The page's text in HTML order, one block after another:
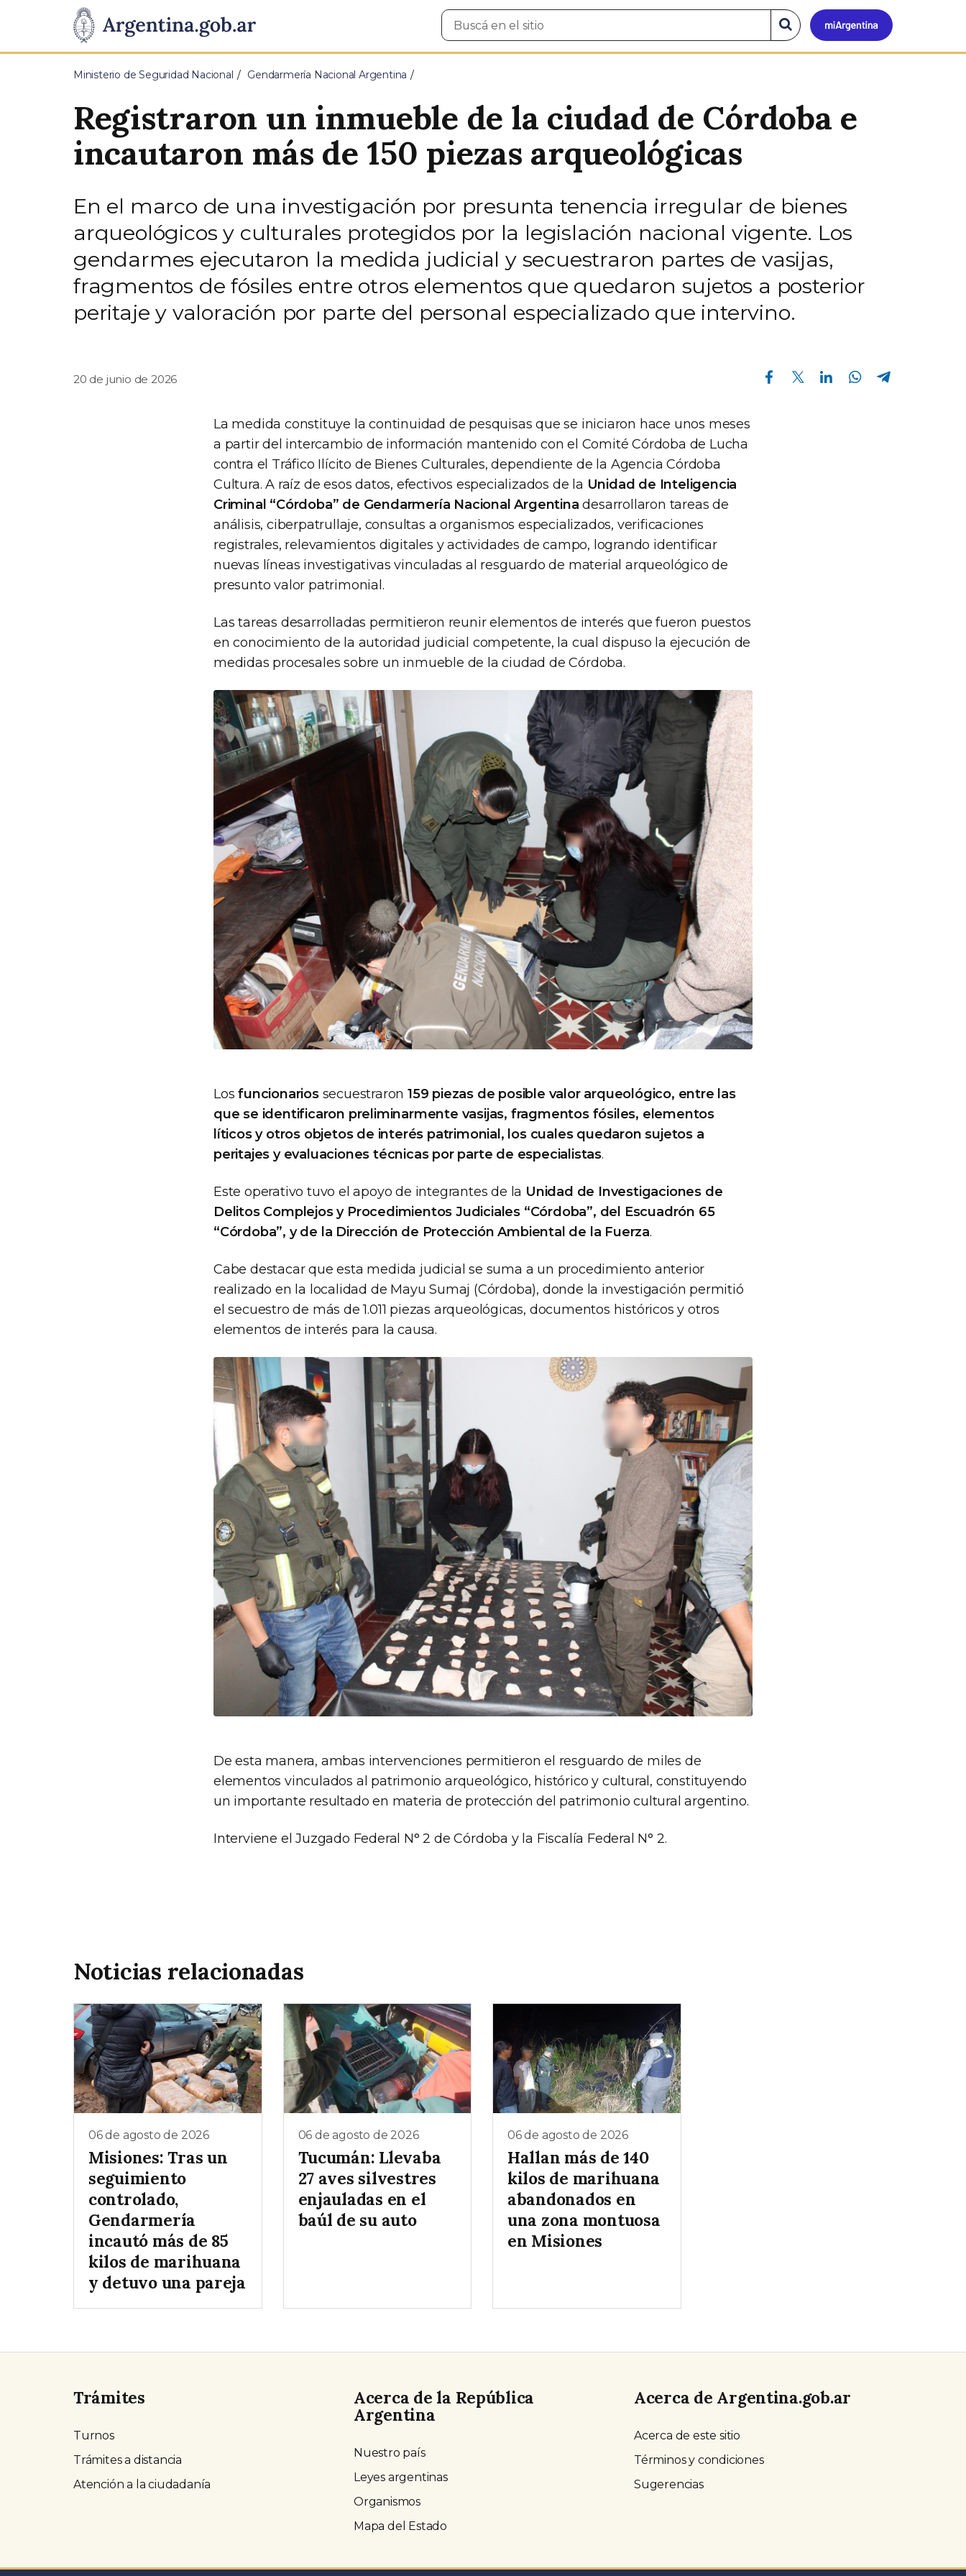
Presidencia
de
Pasar al contenido principal
Mi
Buscar
en
Buscar
en
el
Ministerio de Seguridad Nacional Gendarmería Nacional Argentina
Registraron un inmueble de la ciudad de Córdoba e
incautaron más de 150 piezas arqueológicas
En el marco de una investigación por presunta tenencia irregular de bienes
arqueológicos y culturales protegidos por la legislación nacional vigente. Los
gendarmes ejecutaron la medida judicial y secuestraron partes de vasijas,
fragmentos de fósiles entre otros elementos que quedaron sujetos a posterior
peritaje y valoración por parte del personal especializado que intervino.
20 de junio de 2026
Compartir en Facebook Compartir en Twitter Compartir en Linkedin Compartir en Whatsapp
La medida constituye la continuidad de pesquisas que se iniciaron hace unos meses
a partir del intercambio de información mantenido con el Comité Córdoba de Lucha
contra el Tráfico Ilícito de Bienes Culturales, dependiente de la Agencia Córdoba
Cultura. A raíz de esos datos, efectivos especializados de la Unidad de Inteligencia
Criminal “Córdoba” de Gendarmería Nacional Argentina desarrollaron tareas de
análisis, ciberpatrullaje, consultas a organismos especializados, verificaciones
registrales, relevamientos digitales y actividades de campo, logrando identificar
nuevas líneas investigativas vinculadas al resguardo de material arqueológico de
presunto valor patrimonial.
Las tareas desarrolladas permitieron reunir elementos de interés que fueron puestos
en conocimiento de la autoridad judicial competente, la cual dispuso la ejecución de
medidas procesales sobre un inmueble de la ciudad de Córdoba.
Losfuncionariossecuestraron159 piezas de posible valor arqueológico, entre las
que se identificaron preliminarmente vasijas, fragmentos fósiles, elementos
líticos y otros objetos de interés patrimonial, los cuales quedaron sujetos a
peritajes y evaluaciones técnicas por parte de especialistas.
Este operativo tuvo el apoyo de integrantes de la Unidad de Investigaciones de
Delitos Complejos y Procedimientos Judiciales “Córdoba”, del Escuadrón 65
“Córdoba”, y de la Dirección de Protección Ambiental de la Fuerza.
Cabe destacar que esta medida judicial se suma a un procedimiento anterior
realizado en la localidad de Mayu Sumaj (Córdoba), donde la investigación permitió
el secuestro de más de 1.011 piezas arqueológicas, documentos históricos y otros
elementos de interés para la causa.
De esta manera, ambas intervenciones permitieron el resguardo de miles de
elementos vinculados al patrimonio arqueológico, histórico y cultural, constituyendo
un importante resultado en materia de protección del patrimonio cultural argentino.
Interviene el Juzgado Federal N° 2 de Córdoba y la Fiscalía Federal N° 2.
Noticias relacionadas
06 de agosto de 2026
Misiones: Tras un
seguimiento
controlado,
Gendarmería
incautó más de 85
kilos de marihuana
y detuvo una pareja
06 de agosto de 2026
Tucumán: Llevaba
27 aves silvestres
enjauladas en el
baúl de su auto
06 de agosto de 2026
Hallan más de 140
kilos de marihuana
abandonados en
una zona montuosa
en Misiones
Trámites
Turnos
Trámites a distancia
Atención a la ciudadanía
Acerca de la República
Argentina
Nuestro país
Leyes argentinas
Organismos
Mapa del Estado
Acerca de Argentina.gob.ar
Acerca de este sitio
Términos y condiciones
Sugerencias